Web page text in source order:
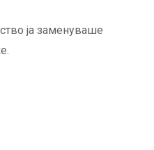
ја заменуваше